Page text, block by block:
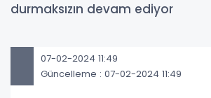
durmaksızın devam ediyor
07-02-2024 11:49
Güncelleme : 07-02-2024 11:49